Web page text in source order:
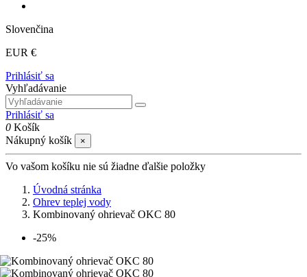
Slovenčina
EUR €
Prihlásiť sa
Vyhľadávanie
Prihlásiť sa
0 Košík
Nákupný košík
×
Vo vašom košíku nie sú žiadne ďalšie položky
Úvodná stránka
Ohrev teplej vody
Kombinovaný ohrievač OKC 80
-25%